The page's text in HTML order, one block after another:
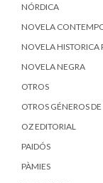
NÓRDICA
NOVELA
NOVELA HISTORICA
NOVELA NEGRA
OTROS
OTROS GÉNEROS
OZ EDITORIAL
PAIDÓS
PÀMIES